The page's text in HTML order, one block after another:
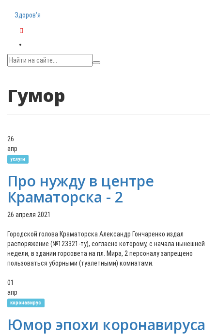
Здоров‘я
Гумор
26
апр
услуги
Про нужду в центре
Краматорска - 2
26 апреля 2021
Городской голова Краматорска Александр Гончаренко издал
распоряжение (№123321-ту), согласно которому, с начала нынешней
недели, в здании горсовета на пл. Мира, 2 персоналу запрещено
пользоваться уборными (туалетными) комнатами.
01
апр
коронавирус
Юмор эпохи коронавируса